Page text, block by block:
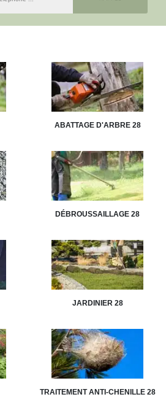
ABATTAGE D'ARBRE 28
DÉBROUSSAILLAGE 28
JARDINIER 28
TRAITEMENT ANTI-CHENILLE 28